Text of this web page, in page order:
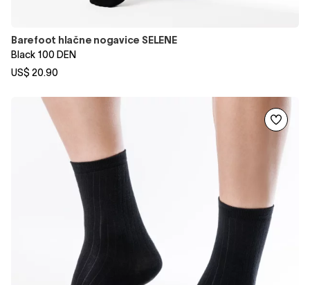
Barefoot hlačne nogavice SELENE
Black 100 DEN
US$ 20.90